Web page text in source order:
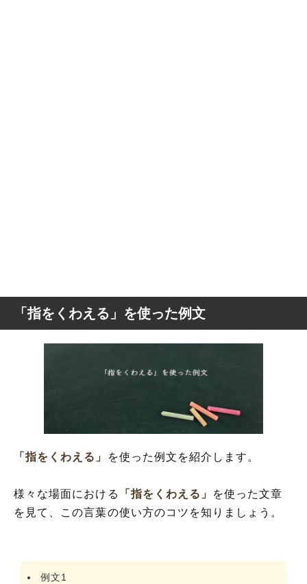
「指をくわえる」を使った例文
「指をくわえる」 を使った例文を紹介します。
様々な場面における 「指をくわえる」
を使った文章
を見て、この言葉の使い方のコツを知りましょう。
例文1